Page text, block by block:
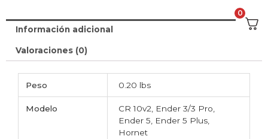
Información adicional
Valoraciones (0)
Peso 0.20 lbs
Modelo
CR 10v2, Ender 3/3 Pro,
Ender 5, Ender 5 Plus,
Hornet
0